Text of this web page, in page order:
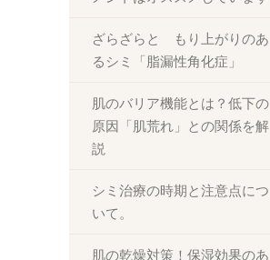
ざらざらと もり上がりのあ
るシミ「脂漏性角化症」
肌のバリア機能とは？低下の
原因「肌荒れ」との関係を解
説
シミ治療の時期と注意点につ
いて。
肌の乾燥対策！保湿効果のあ